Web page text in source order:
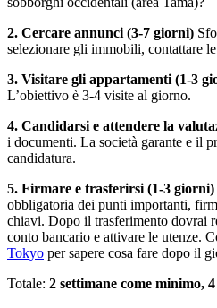
2. Cercare annunci (3-7 giorni)
selezionare gli immobili, contattare
3. Visitare gli appartamenti (1-3
L’obiettivo è 3-4 visite al giorno.
4. Candidarsi e attendere la
i documenti. La società garante e il
candidatura.
5. Firmare e trasferirsi (1-3 giorni)
obbligatoria dei punti importanti,
chiavi. Dopo il trasferimento dovrai
conto bancario e attivare le utenze.
Tokyo per sapere cosa fare dopo il
Totale: 2 settimane come minimo,